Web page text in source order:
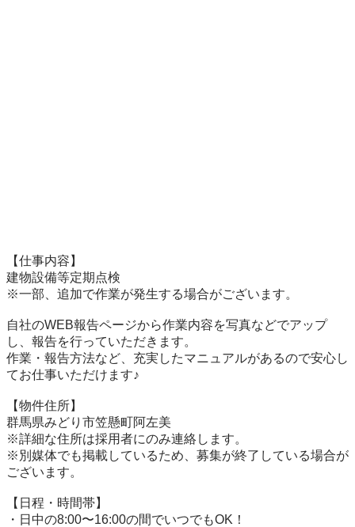
【仕事内容】
建物設備等定期点検
※一部、追加で作業が発生する場合がございます。
自社のWEB報告ページから作業内容を写真などでアップ
し、報告を行っていただきます。
作業・報告方法など、充実したマニュアルがあるので安心し
てお仕事いただけます♪
【物件住所】
群馬県みどり市笠懸町阿左美
※詳細な住所は採用者にのみ連絡します。
※別媒体でも掲載しているため、募集が終了している場合が
ございます。
【日程・時間帯】
・日中の8:00〜16:00の間でいつでもOK！